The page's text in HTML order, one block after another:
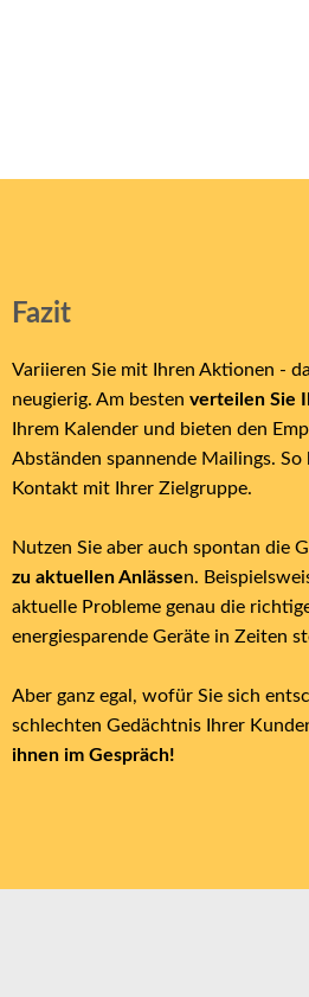
Fazit
Variieren Sie mit Ihren Aktionen -
neugierig. Am besten verteilen Sie
Ihrem Kalender und bieten den
Abständen spannende Mailings. So
Kontakt mit Ihrer Zielgruppe.
Nutzen Sie aber auch spontan die
zu aktuellen Anlässen.
aktuelle Probleme genau die
energiesparende Geräte in Zeiten
Aber ganz egal, wofür Sie sich
schlechten Gedächtnis Ihrer
ihnen im Gespräch!